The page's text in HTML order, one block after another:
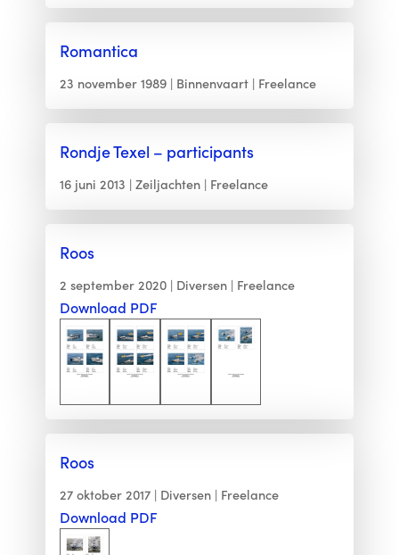
Romantica
23 november 1989 Binnenvaart Freelance
Rondje Texel – participants
16 juni 2013 Zeiljachten Freelance
Roos
2 september 2020 Diversen Freelance
Download PDF
Roos
27 oktober 2017 Diversen Freelance
Download PDF